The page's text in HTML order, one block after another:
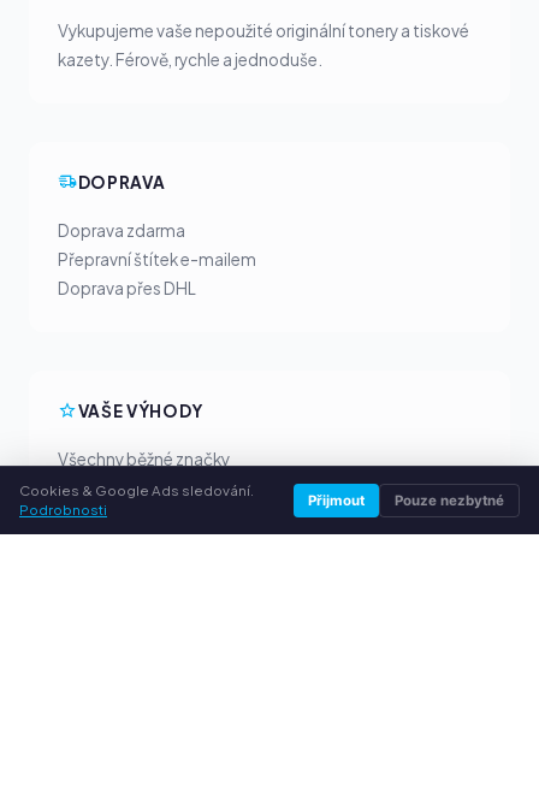
Vykupujeme vaše nepoužité originální tonery a tiskové
kazety. Férově, rychle a jednoduše.
DOPRAVA
Doprava zdarma
Přepravní štítek e-mailem
Doprava přes DHL
VAŠE VÝHODY
Všechny běžné značky
Férové výkupní ceny
Peníze předem přes PayPal
Cookies & Google Ads sledování.
Podrobnosti
Přijmout Pouze nezbytné